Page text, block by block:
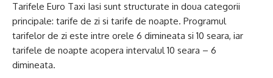
Tarifele Euro Taxi Iasi sunt structurate in doua categorii
principale: tarife de zi si tarife de noapte. Programul
tarifelor de zi este intre orele 6 dimineata si 10 seara, iar
tarifele de noapte acopera intervalul 10 seara – 6
dimineata.